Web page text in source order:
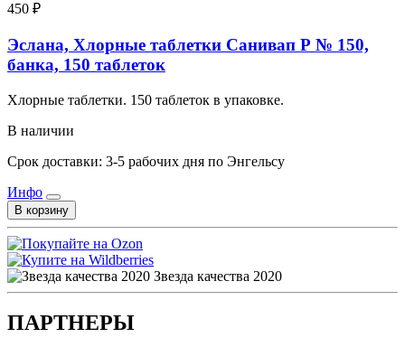
450 ₽
Эслана, Хлорные таблетки Санивап Р № 150,
банка, 150 таблеток
Хлорные таблетки. 150 таблеток в упаковке.
В наличии
Срок доставки: 3-5 рабочих дня по Энгельсу
Инфо
В корзину
Звезда качества 2020
ПАРТНЕРЫ